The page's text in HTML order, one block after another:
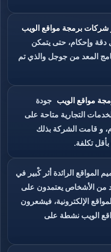
شركات برمجة مواقع الويب
دقة وإحكام، حتى يتمكن
المعد من جوجل والذي تم
مواقع الويب
جودة
التجارية متاحة على
و قامت الشركة بذلك
تكلفة.
المواقع الرائدة أثر كْبير في
من الأشخاص يعتمدون على
الإلكترونية، فيشعرون
الويب نشطة على